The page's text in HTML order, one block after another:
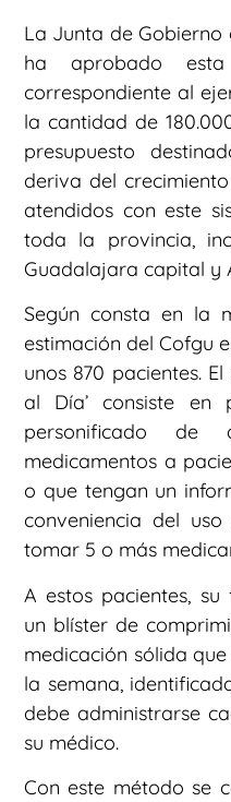
La Junta de Gobierno
ha aprobado
correspondiente al
la cantidad de
presupuesto
deriva del
atendidos con este
toda la provincia,
Guadalajara capital y
Según consta en la
estimación del Cofgu
unos 870 pacientes.
al Día’ consiste en
personificado de
medicamentos a
o que tengan un
conveniencia del
tomar 5 o más
A estos pacientes,
un blíster de
medicación sólida
la semana,
debe administrarse
su médico.
Con este método se